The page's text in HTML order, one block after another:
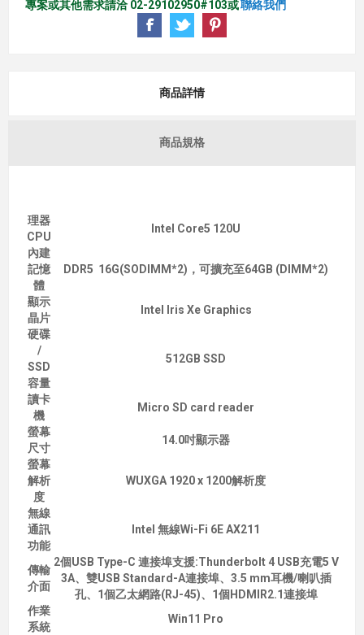
專案或其他需求請洽 02-29102950#103或聯絡我們
商品詳情
商品規格
理器
CPU
Intel Core5 120U
內建
記憶
體
DDR5 16G(SODIMM*2)，可擴充至64GB (DIMM*2)
顯示
晶片
Intel Iris Xe Graphics
硬碟
/
SSD
容量
512GB SSD
讀卡
機
Micro SD card reader
螢幕
尺寸
14.0吋顯示器
螢幕
解析
度
WUXGA 1920 x 1200解析度
無線
通訊
功能
Intel 無線Wi-Fi 6E AX211
傳輸
介面
2個USB Type-C 連接埠支援:Thunderbolt 4 USB充電5 V
3A、雙USB Standard-A連接埠、3.5 mm耳機/喇叭插
孔、1個乙太網路(RJ-45)、1個HDMIR2.1連接埠
作業
系統
Win11 Pro